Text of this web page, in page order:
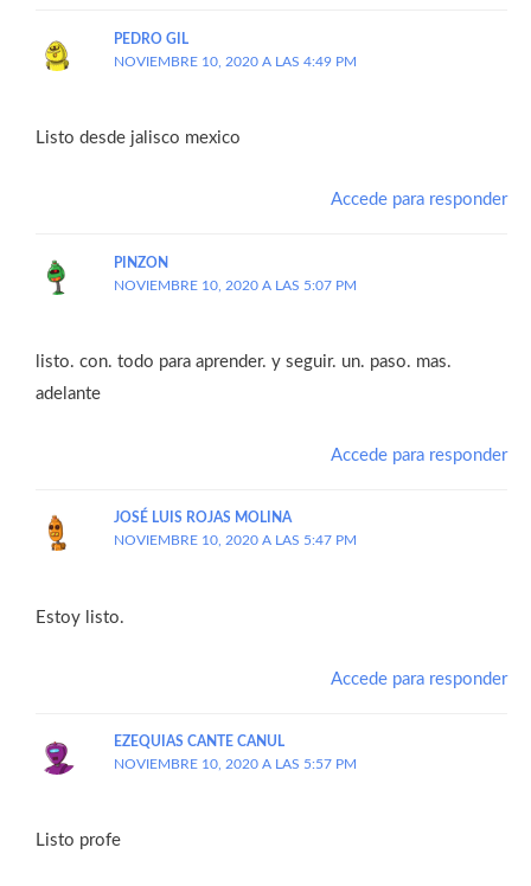
PEDRO GIL
NOVIEMBRE 10, 2020 A LAS 4:49 PM
Listo desde jalisco mexico
Accede para responder
PINZON
NOVIEMBRE 10, 2020 A LAS 5:07 PM
listo. con. todo para aprender. y seguir. un. paso. mas.
adelante
Accede para responder
JOSÉ LUIS ROJAS MOLINA
NOVIEMBRE 10, 2020 A LAS 5:47 PM
Estoy listo.
Accede para responder
EZEQUIAS CANTE CANUL
NOVIEMBRE 10, 2020 A LAS 5:57 PM
Listo profe